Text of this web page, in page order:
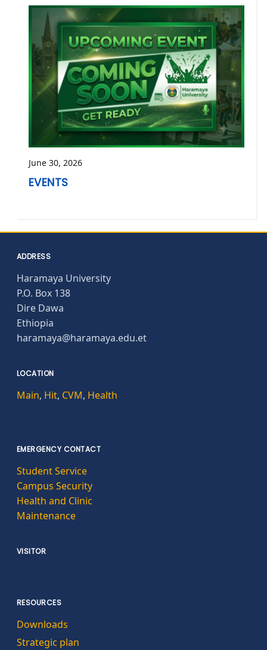
June 30, 2026
EVENTS
ADDRESS
Haramaya University
P.O. Box 138
Dire Dawa
Ethiopia
haramaya@haramaya.edu.et
LOCATION
Main, Hit, CVM, Health
EMERGENCY CONTACT
Student Service
Campus Security
Health and Clinic
Maintenance
VISITOR
RESOURCES
Downloads
Strategic plan